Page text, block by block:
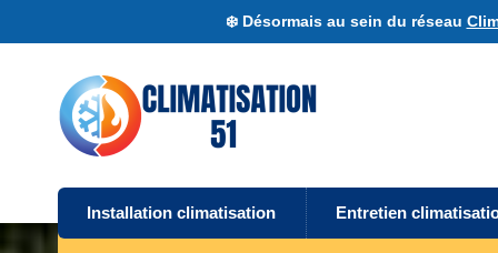
❄️ Désormais au sein du réseau
Installation climatisation Entretien